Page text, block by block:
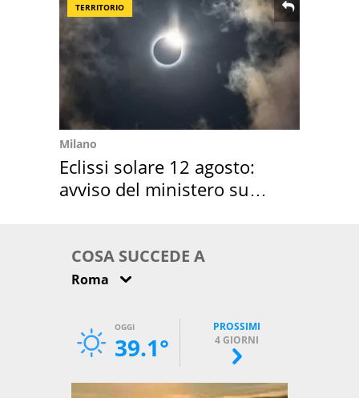
TERRITORIO
Milano
Eclissi solare 12 agosto:
avviso del ministero su